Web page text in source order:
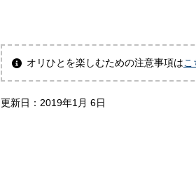
オリひとを楽しむための注意事項はこ
更新日： 2019年1月 6日